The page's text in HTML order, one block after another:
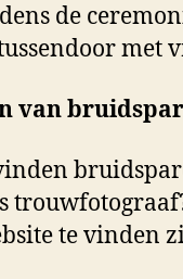
de
met
van
te vinden